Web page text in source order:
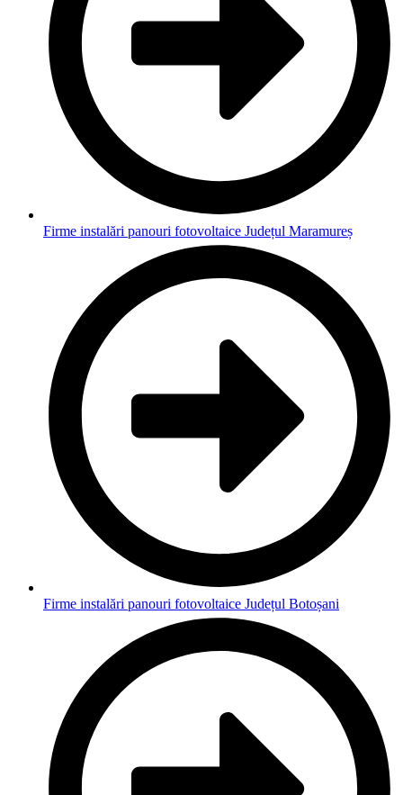
Firme instalări panouri fotovoltaice Județul Maramureș
Firme instalări panouri fotovoltaice Județul Botoșani